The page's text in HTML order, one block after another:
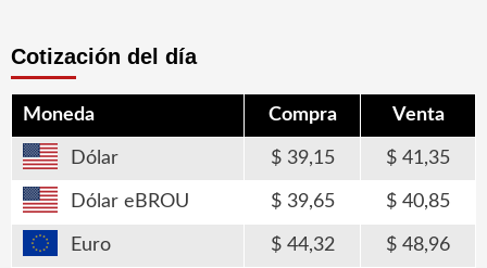
Cotización del día
Moneda Compra Venta
Dólar 39,15 41,35
Dólar eBROU 39,65 40,85
Euro 44,32 48,96